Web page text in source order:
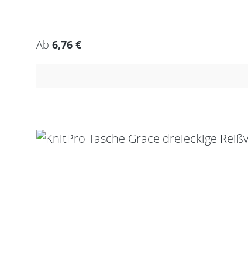
Regulärer Preis:
Ab 6,76 €